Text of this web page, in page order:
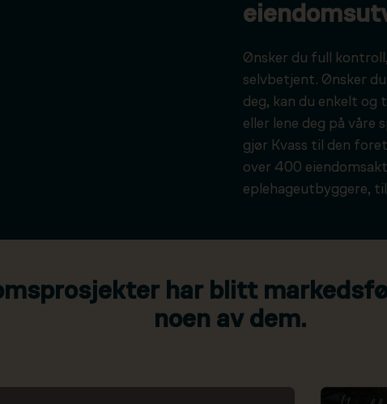
Ønsker du full
selvbetjent. Ønsker
deg, kan du enkelt
eller lene deg på våre
gjør Kvass til den
over 400
eplehageutbyggere,
har blitt
noen av dem.